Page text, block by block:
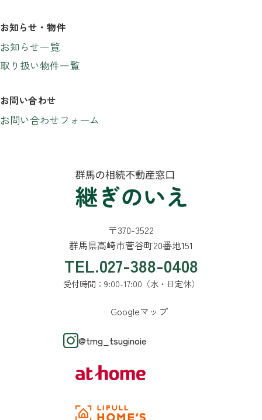
〒370-3522
群馬県高崎市菅谷町20番地151
TEL.027-388-0408
受付時間：9:00-17:00（水・日定休）
Googleマップ
@tmg_tsuginoie
お知らせ・物件
お知らせ一覧
取り扱い物件一覧
お問い合わせ
お問い合わせフォーム